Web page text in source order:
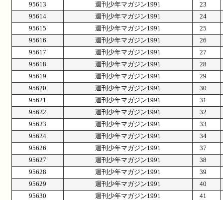
95613
週刊少年マガジン1991
23
95614
週刊少年マガジン1991
24
95615
週刊少年マガジン1991
25
95616
週刊少年マガジン1991
26
95617
週刊少年マガジン1991
27
95618
週刊少年マガジン1991
28
95619
週刊少年マガジン1991
29
95620
週刊少年マガジン1991
30
95621
週刊少年マガジン1991
31
95622
週刊少年マガジン1991
32
95623
週刊少年マガジン1991
33
95624
週刊少年マガジン1991
34
95626
週刊少年マガジン1991
37
95627
週刊少年マガジン1991
38
95628
週刊少年マガジン1991
39
95629
週刊少年マガジン1991
40
95630
週刊少年マガジン1991
41